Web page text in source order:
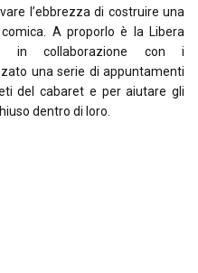
l’ebbrezza di costruire una
A proporlo è la Libera
in collaborazione con i
una serie di appuntamenti
del cabaret e per aiutare gli
dentro di loro.